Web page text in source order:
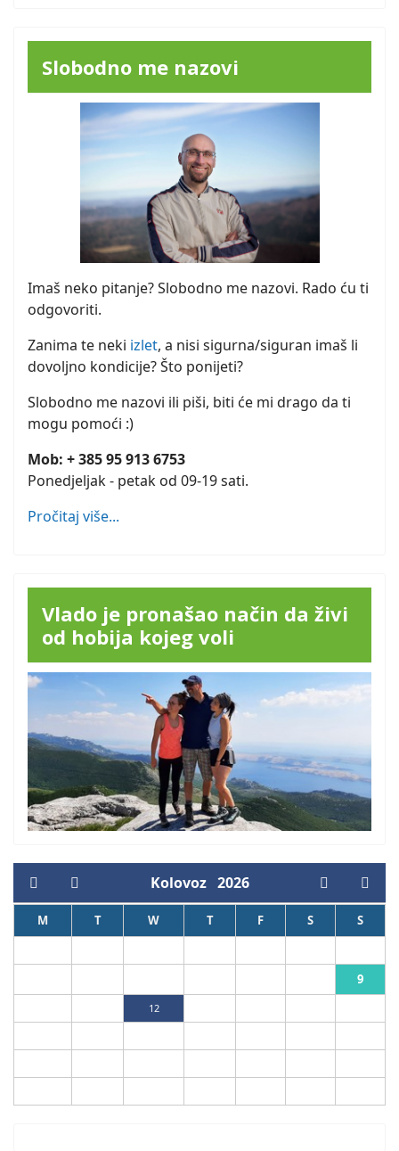
Slobodno me nazovi
Imaš neko pitanje? Slobodno me nazovi. Rado ću ti
odgovoriti.
Zanima te neki izlet, a nisi sigurna/siguran imaš li
dovoljno kondicije? Što ponijeti?
Slobodno me nazovi ili piši, biti će mi drago da ti
mogu pomoći :)
Mob: + 385 95 913 6753
Ponedjeljak - petak od 09-19 sati.
Pročitaj više...
Vlado je pronašao način da živi
od hobija kojeg voli
Kolovoz 2026
M T W T F S S
9
12